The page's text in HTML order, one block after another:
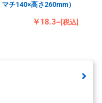
マチ140×高さ260mm）
￥18.3~[税込]